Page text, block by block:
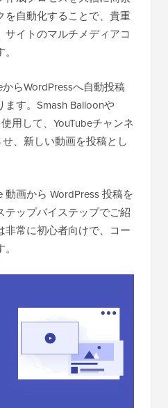
を自動化することで、貴重
イトのマルチメディアコ
らWordPressへ自動投稿
す。Smash Balloonや
用して、YouTubeチャンネ
、新しい動画を投稿とし
動画から WordPress 投稿を
テップバイステップでご紹
非常に初心者向けで、コー